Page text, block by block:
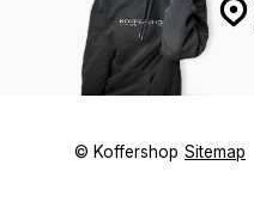
© Koffershop Sitemap